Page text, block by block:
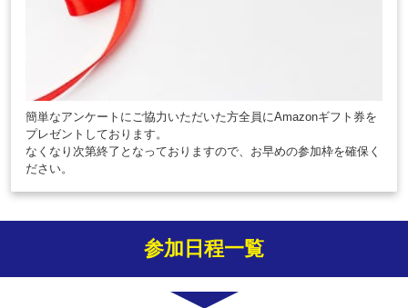
簡単なアンケートにご協力いただいた方全員にAmazonギフト券を
プレゼントしております。
なくなり次第終了となっておりますので、お早めの参加枠を確保く
ださい。
参加日程一覧